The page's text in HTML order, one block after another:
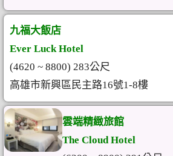
九福大飯店
Ever Luck Hotel
(4620 ~ 8800) 283公尺
高雄市新興區民主路16號1-8樓
雲端精緻旅館
The Cloud Hotel